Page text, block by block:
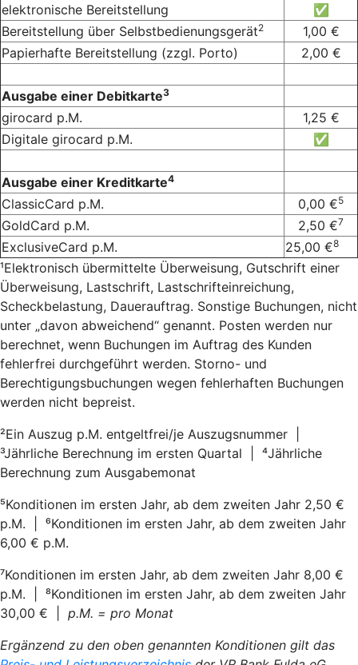
elektronische Bereitstellung
✅
Bereitstellung über Selbstbedienungsgerät2
1,00 €
Papierhafte Bereitstellung (zzgl. Porto)
2,00 €
Ausgabe einer Debitkarte3
girocard p.M.
1,25 €
Digitale girocard p.M.
✅
Ausgabe einer Kreditkarte4
ClassicCard p.M. 0,00 €5
GoldCard p.M. 2,50 €7
ExclusiveCard p.M. 25,00 €8
¹Elektronisch übermittelte Überweisung, Gutschrift einer
Überweisung, Lastschrift, Lastschrifteinreichung,
Scheckbelastung, Dauerauftrag. Sonstige Buchungen, nicht
unter „davon abweichend“ genannt. Posten werden nur
berechnet, wenn Buchungen im Auftrag des Kunden
fehlerfrei durchgeführt werden. Storno- und
Berechtigungsbuchungen wegen fehlerhaften Buchungen
werden nicht bepreist.
²Ein Auszug p.M. entgeltfrei/je Auszugsnummer |
³Jährliche Berechnung im ersten Quartal | ⁴Jährliche
Berechnung zum Ausgabemonat
⁵Konditionen im ersten Jahr, ab dem zweiten Jahr 2,50 €
p.M. | ⁶Konditionen im ersten Jahr, ab dem zweiten Jahr
6,00 € p.M.
⁷Konditionen im ersten Jahr, ab dem zweiten Jahr 8,00 €
p.M. | ⁸Konditionen im ersten Jahr, ab dem zweiten Jahr
30,00 € | p.M. = pro Monat
Ergänzend zu den oben genannten Konditionen gilt das